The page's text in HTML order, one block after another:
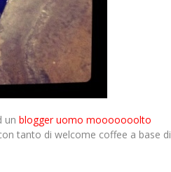
un blogger uomo mooooooolto
tanto di welcome coffee a base di